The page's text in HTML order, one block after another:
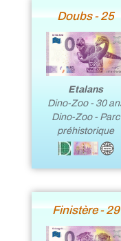
Doubs - 25
Etalans
Dino-Zoo - 30
Dino-Zoo - Parc
préhistorique
Finistère - 29